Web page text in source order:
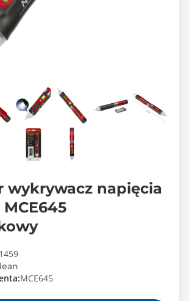
wykrywacz napięcia
MCE645